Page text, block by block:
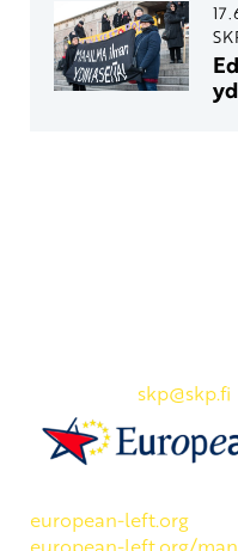
skp@skp.fi
european-left.org